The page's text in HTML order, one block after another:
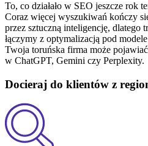
To, co działało w SEO jeszcze rok
Coraz więcej wyszukiwań kończy
przez sztuczną inteligencję, dlatego
łączymy z optymalizacją pod
Twoja toruńska firma może
w ChatGPT, Gemini czy Perplexity.
Docieraj do klientów z